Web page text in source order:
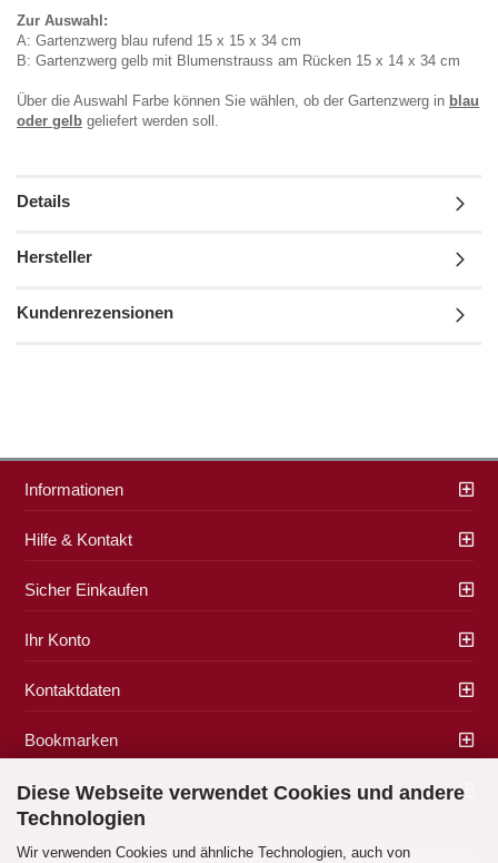
Diese Webseite verwendet Cookies und andere
Technologien
Wir verwenden Cookies und ähnliche Technologien, auch von
Zur Auswahl:
A: Gartenzwerg blau rufend 15 x 15 x 34 cm
B: Gartenzwerg gelb mit Blumenstrauss am Rücken 15 x 14 x 34 cm
Über die Auswahl Farbe können Sie wählen, ob der Gartenzwerg in blau
oder gelb geliefert werden soll.
Details
Hersteller
Kundenrezensionen
Informationen
Hilfe & Kontakt
Sicher Einkaufen
Ihr Konto
Kontaktdaten
Bookmarken
Zahlung & Versand
Impressum|AGB|Datenschutz|Widerrufsrecht| Cookie Einstellungen